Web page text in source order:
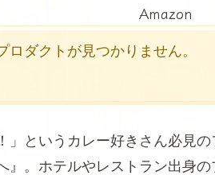
Amazon
ロダクトが見つかりません。
」というカレー好きさん必見
』。ホテルやレストラン出身